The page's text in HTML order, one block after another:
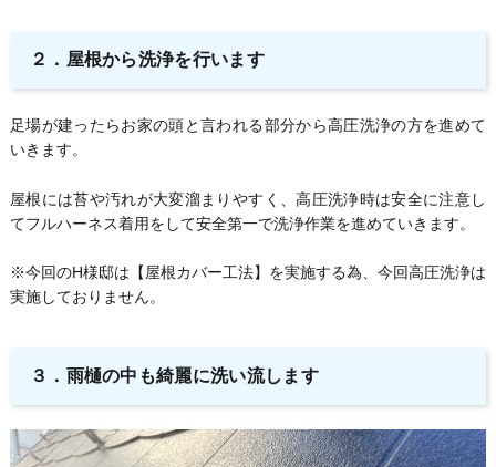
２． 屋根から洗浄を行います
足場が建ったらお家の頭と言われる部分から高圧洗浄の方を進めて
いきます。
屋根には苔や汚れが大変溜まりやすく、高圧洗浄時は安全に注意し
てフルハーネス着用をして安全第一で洗浄作業を進めていきます。
※今回のH様邸は【屋根カバー工法】を実施する為、今回高圧洗浄は
実施しておりません。
３． 雨樋の中も綺麗に洗い流します